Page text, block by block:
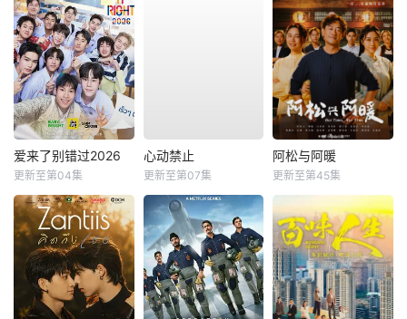
爱来了别错过2026
更新至第04集
心动禁止
更新至第07集
阿松与阿暖
更新至第45集